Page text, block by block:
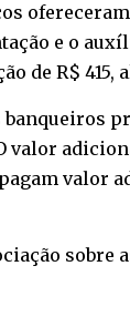
e o
R$ 415,